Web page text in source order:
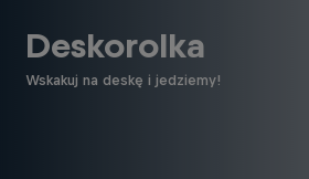
Deskorolka
Wskakuj na deskę i jedziemy!